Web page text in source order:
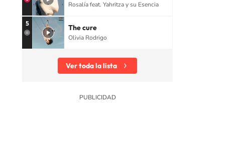
Rosalía feat. Yahritza y su Esencia
5 The cure
Olivia Rodrigo
Ver toda la lista